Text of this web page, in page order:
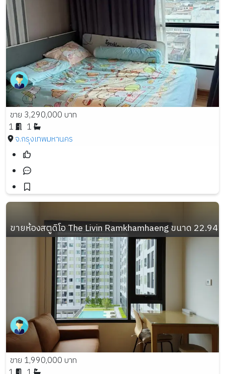
ขาย 3,290,000 บาท
1
1
จ.กรุงเทพมหานคร
ขายห้องสตูดิโอ The Livin Ramkhamhaeng ขนาด 22.94
ขาย 1,990,000 บาท